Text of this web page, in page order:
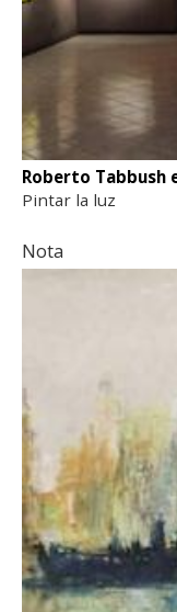
Roberto Tabbush
Pintar la luz
Nota